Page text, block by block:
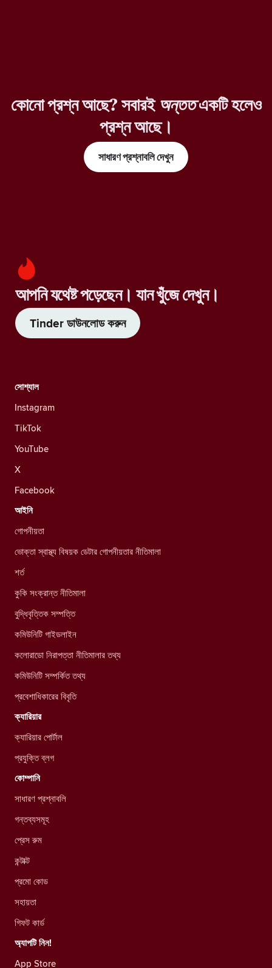
কোনো প্রশ্ন আছে? সবারইঅন্ততএকটি হলেও
প্রশ্ন আছে।
সাধারণ প্রশ্নাবলি দেখুন
আপনি যথেষ্ট পড়েছেন। যান খুঁজে দেখুন।
Tinder ডাউনলোড করুন
সোশ্যাল
Instagram
TikTok
YouTube
X
Facebook
আইনি
গোপনীয়তা
ভোক্তা স্বাস্থ্য বিষয়ক ডেটার গোপনীয়তার নীতিমালা
শর্ত
কুকি সংক্রান্ত নীতিমালা
বুদ্ধিবৃত্তিক সম্পত্তি
কমিউনিটি গাইডলাইন
কলোরাডো নিরাপত্তা নীতিমালার তথ্য
কমিউনিটি সম্পর্কিত তথ্য
প্রবেশাধিকারের বিবৃতি
ক্যারিয়ার
ক্যারিয়ার পোর্টাল
প্রযুক্তি ব্লগ
কোম্পানি
সাধারণ প্রশ্নাবলি
গন্তব্যসমূহ
প্রেস রুম
কন্টাক্ট
প্রমো কোড
সহায়তা
গিফট কার্ড
অ্যাপটি নিন!
App Store